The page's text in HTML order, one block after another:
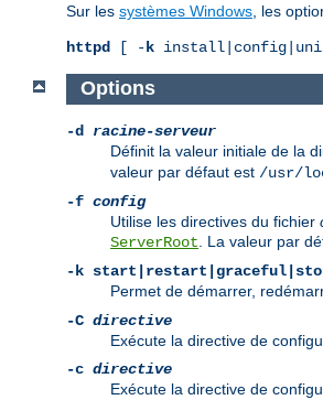
Sur les systèmes Windows , les
httpd [ - k
Options
-d racine-serveur
Définit la valeur initiale de la
valeur par défaut est /usr/
-f config
Utilise les directives du fichier
ServerRoot . La valeur par
-k
Permet de démarrer,
-C directive
Exécute la directive de
-c directive
Exécute la directive de